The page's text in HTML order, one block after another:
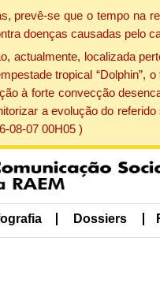
prevê-se que o tempo na
doenças causadas pelo
actualmente, localizada
tropical
à forte convecção
a evolução do
08-07 00H05 )
Dossiers